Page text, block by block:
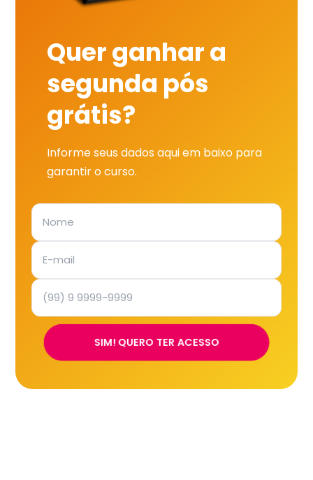
Quer ganhar a
segunda pós
grátis?
Informe seus dados aqui em baixo para
garantir o curso.
SIM! QUERO TER ACESSO